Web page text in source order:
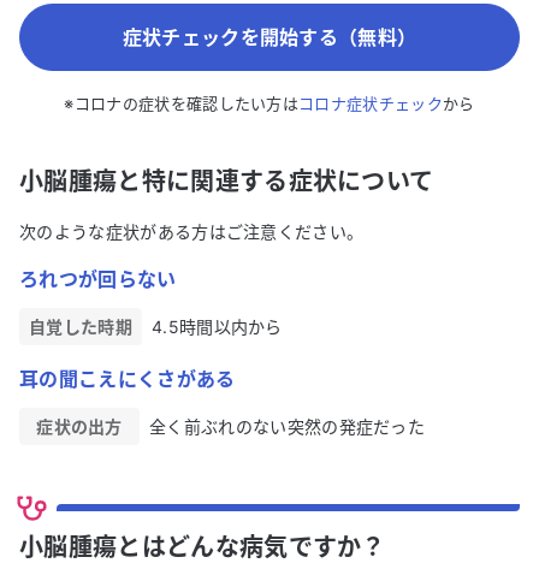
症状チェックを開始する（無料）
※コロナの症状を確認したい方はコロナ症状チェックから
小脳腫瘍と特に関連する症状について
次のような症状がある方はご注意ください。
ろれつが回らない
自覚した時期 4.5時間以内から
耳の聞こえにくさがある
症状の出方 全く前ぶれのない突然の発症だった
小脳腫瘍とはどんな病気ですか？